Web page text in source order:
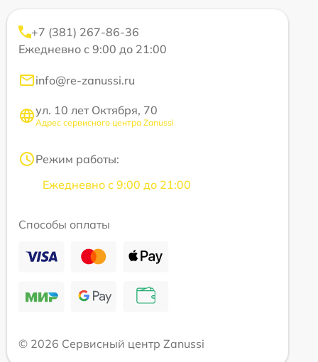
+7 (381) 267-86-36
Ежедневно с 9:00 до 21:00
info@re-zanussi.ru
ул. 10 лет Октября, 70
Адрес сервисного центра Zanussi
Режим работы:
Ежедневно с 9:00 до 21:00
Способы оплаты
© 2026 Сервисный центр Zanussi